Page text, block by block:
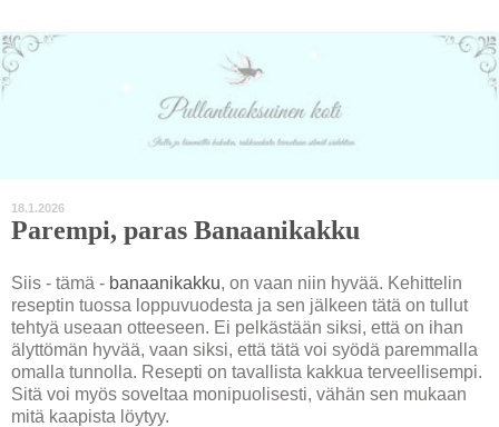
18.1.2026
Parempi, paras Banaanikakku
Siis - tämä - banaanikakku, on vaan niin hyvää. Kehittelin
reseptin tuossa loppuvuodesta ja sen jälkeen tätä on tullut
tehtyä useaan otteeseen. Ei pelkästään siksi, että on ihan
älyttömän hyvää, vaan siksi, että tätä voi syödä paremmalla
omalla tunnolla. Resepti on tavallista kakkua terveellisempi.
Sitä voi myös soveltaa monipuolisesti, vähän sen mukaan
mitä kaapista löytyy.